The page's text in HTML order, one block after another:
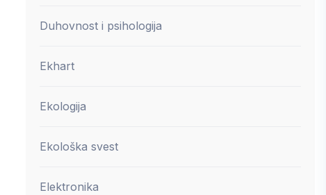
Duhovnost i psihologija
Ekhart
Ekologija
Ekološka svest
Elektronika